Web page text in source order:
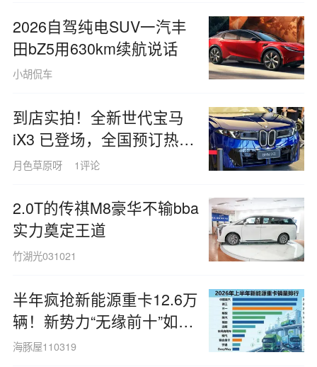
2026自驾纯电SUV一汽丰
田bZ5用630km续航说话
小胡侃车
到店实拍！全新世代宝马
iX3 已登场，全国预订热潮
抢先开启！
月色草原呀 1评论
2.0T的传祺M8豪华不输bba
实力奠定王道
竹湖光031021
半年疯抢新能源重卡12.6万
辆！新势力“无缘前十”如何
破局？
海豚屋110319